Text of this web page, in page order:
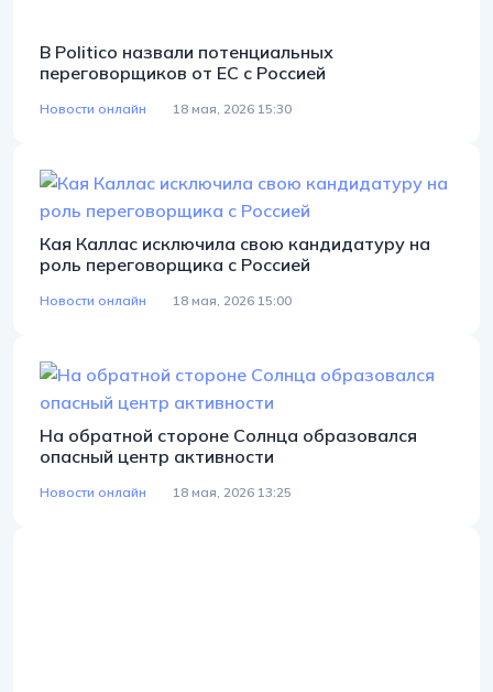
В Politico назвали потенциальных
переговорщиков от ЕС с Россией
Новости онлайн 18 мая, 2026 15:30
Кая Каллас исключила свою кандидатуру на
роль переговорщика с Россией
Новости онлайн 18 мая, 2026 15:00
На обратной стороне Солнца образовался
опасный центр активности
Новости онлайн 18 мая, 2026 13:25